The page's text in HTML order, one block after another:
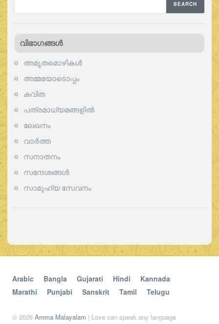
വിഭാഗങ്ങള്‍
അമൃതമൊഴികള്‍
അമ്മയോടൊപ്പം
കവിത
പത്രമാധ്യമങ്ങളില്‍
ലേഖനം
വാര്‍ത്ത
സനാതനം
സന്ദേശങ്ങൾ
സാമൂഹ്യ സേവനം
Arabic Bangla Gujarati Hindi
Kannada
Marathi
Punjabi Sanskrit Tamil Telugu
© 2026 Amma Malayalam | Love can speak any language